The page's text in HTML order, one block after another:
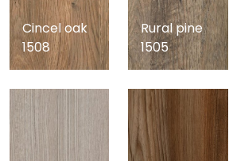
Cincel oak
1508
Rural pine
1505